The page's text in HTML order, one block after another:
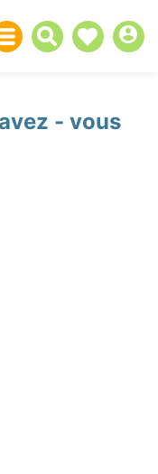
- vous